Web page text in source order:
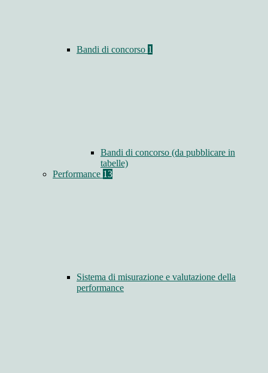
Bandi di concorso 1
Bandi di concorso (da pubblicare in
tabelle)
Performance 13
Sistema di misurazione e valutazione della
performance